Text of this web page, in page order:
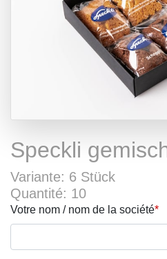
Speckli
Variante: 6 Stück
Quantité: 10
Votre nom / nom de la société*